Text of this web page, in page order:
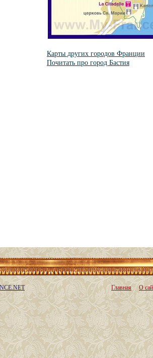
Карты других городов Франции
Почитать про город Бастия
Главная О